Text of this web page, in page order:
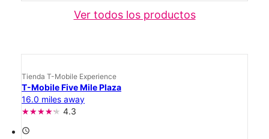
Ver todos los productos
Tienda T-Mobile Experience
T-Mobile Five Mile Plaza
16.0 miles away
4.3
access_time